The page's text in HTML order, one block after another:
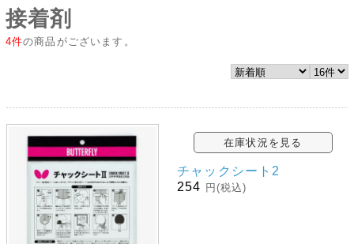
接着剤
4件の商品がございます。
在庫状況を見る
チャックシート2
254 円(税込)